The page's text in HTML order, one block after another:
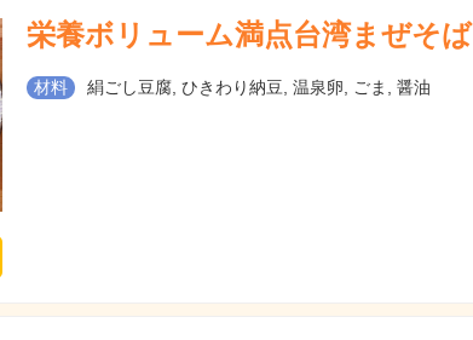
栄養ボリューム満点台湾まぜそば
材料 絹ごし豆腐, ひきわり納豆, 温泉卵, ごま, 醤油